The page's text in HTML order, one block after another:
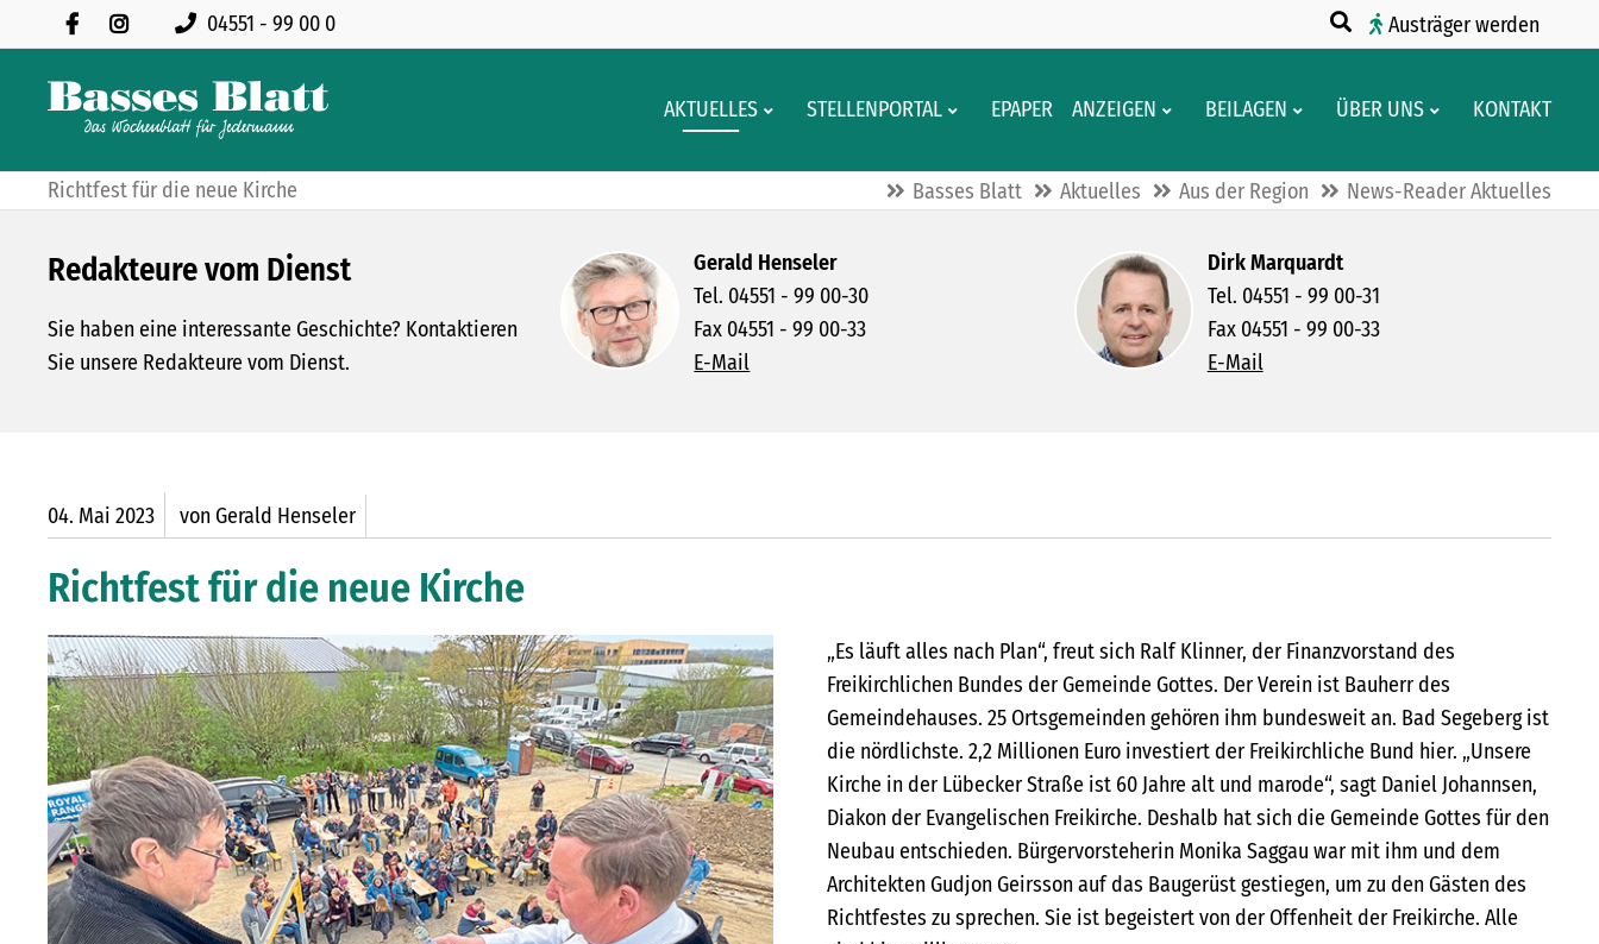
04551 - 99 00 0 Austräger werden
AKTUELLES STELLENPORTAL EPAPER ANZEIGEN BEILAGEN ÜBER UNS KONTAKT
Richtfest für die neue Kirche Basses Blatt Aktuelles Aus der Region News-Reader Aktuelles
Redakteure vom Dienst
Sie haben eine interessante Geschichte? Kontaktieren
Sie unsere Redakteure vom Dienst.
Gerald Henseler
Tel. 04551 - 99 00-30
Fax 04551 - 99 00-33
E-Mail
Dirk Marquardt
Tel. 04551 - 99 00-31
Fax 04551 - 99 00-33
E-Mail
04. Mai 2023 von Gerald Henseler
Richtfest für die neue Kirche
„Es läuft alles nach Plan“, freut sich Ralf Klinner, der Finanzvorstand des
Freikirchlichen Bundes der Gemeinde Gottes. Der Verein ist Bauherr des
Gemeindehauses. 25 Ortsgemeinden gehören ihm bundesweit an. Bad Segeberg ist
die nördlichste. 2,2 Millionen Euro investiert der Freikirchliche Bund hier. „Unsere
Kirche in der Lübecker Straße ist 60 Jahre alt und marode“, sagt Daniel Johannsen,
Diakon der Evangelischen Freikirche. Deshalb hat sich die Gemeinde Gottes für den
Neubau entschieden. Bürgervorsteherin Monika Saggau war mit ihm und dem
Architekten Gudjon Geirsson auf das Baugerüst gestiegen, um zu den Gästen des
Richtfestes zu sprechen. Sie ist begeistert von der Offenheit der Freikirche. Alle